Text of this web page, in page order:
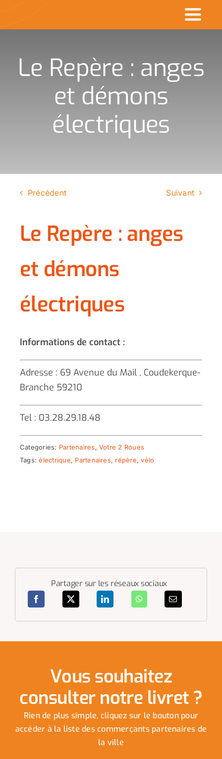
Commerçants en
Made in CDK
Actualités
Le Repère : anges
et démons
électriques
Précédent Suivant
Le Repère : anges
et démons
électriques
Informations de contact :
Adresse : 69 Avenue du Mail , Coudekerque-
Branche 59210
Tel : 03.28.29.18.48
Categories: Partenaires, Votre 2 Roues
Tags:électrique, Partenaires, répère,vélo
Partager sur les réseaux sociaux
Vous souhaitez
consulter notre livret ?
Rien de plus simple, cliquez sur le bouton pour
accéder à la liste des commerçants partenaires de
la ville